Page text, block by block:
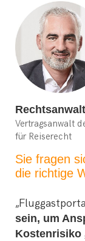
Vertragsanwalt
für Reiserecht
Sie fragen
die richtige
sein, um
Kostenrisiko